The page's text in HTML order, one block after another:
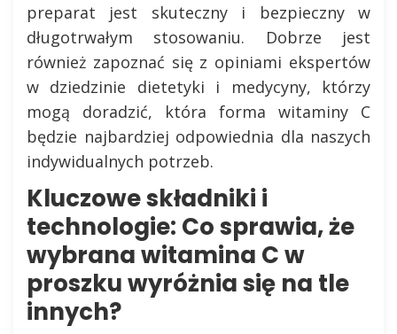
preparat jest skuteczny i bezpieczny w
długotrwałym stosowaniu. Dobrze jest
również zapoznać się z opiniami ekspertów
w dziedzinie dietetyki i medycyny, którzy
mogą doradzić, która forma witaminy C
będzie najbardziej odpowiednia dla naszych
indywidualnych potrzeb.
Kluczowe składniki i
technologie: Co sprawia, że ​​
wybrana witamina C w
proszku wyróżnia się na tle
innych?